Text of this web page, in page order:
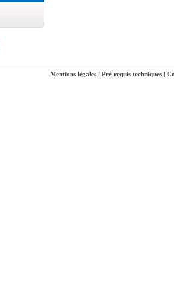
Mentions légales Pré-requis techniques